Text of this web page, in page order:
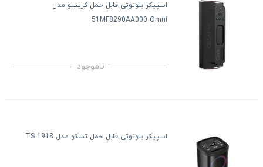
اسپیکر بلوتوثی قابل حمل کریتیو مدل
51MF8290AA000 Omni
ناموجود
اسپیکر بلوتوثی قابل حمل تسکو مدل TS 1918